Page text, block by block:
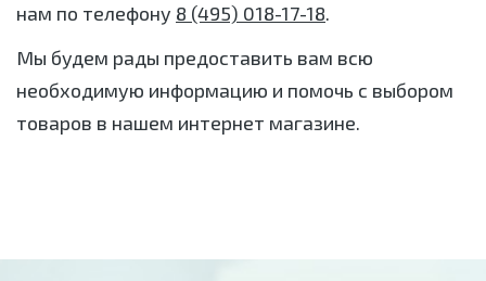
нам по телефону 8 (495) 018-17-18.
Мы будем рады предоставить вам всю
необходимую информацию и помочь с выбором
товаров в нашем интернет магазине.